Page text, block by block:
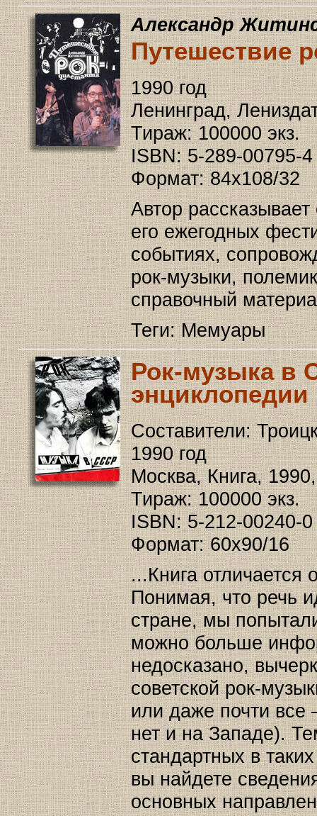
Александр
Путешествие
1990 год
Ленинград,
Тираж: 100000 экз.
ISBN: 5-289-00795-4
Формат: 84x108/32
Автор
его ежегодных
событиях,
рок-музыки,
справочный
Теги: Мемуары
Рок-музыка в
энциклопедии
Составители:
1990 год
Москва, Книга,
Тираж: 100000 экз.
ISBN: 5-212-00240-0
Формат: 60x90/16
...Книга отличается
Понимая, что речь
стране, мы
можно больше
недосказано,
советской рок-
или даже почти все
нет и на Западе).
стандартных в
вы найдете
основных